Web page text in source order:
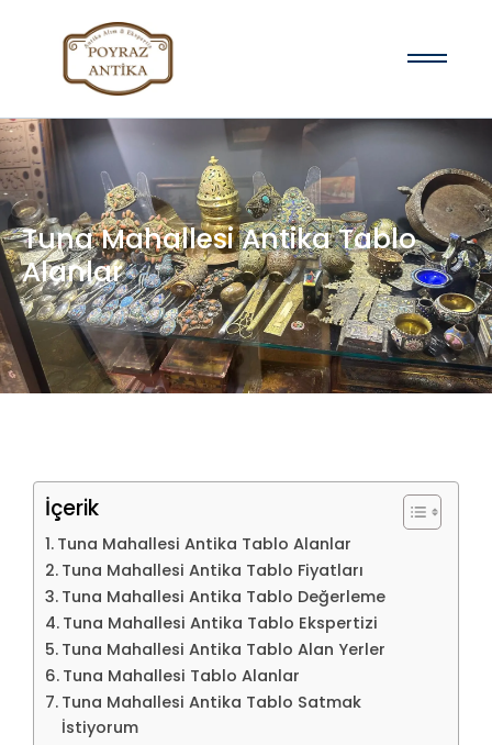
Tuna Mahallesi Antika Tablo
Alanlar
İçerik
Tuna Mahallesi Antika Tablo Alanlar
Tuna Mahallesi Antika Tablo Fiyatları
Tuna Mahallesi Antika Tablo Değerleme
Tuna Mahallesi Antika Tablo Ekspertizi
Tuna Mahallesi Antika Tablo Alan Yerler
Tuna Mahallesi Tablo Alanlar
Tuna Mahallesi Antika Tablo Satmak
İstiyorum